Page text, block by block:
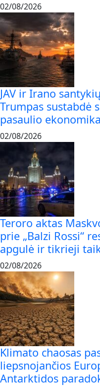
02/08/2026
JAV ir Irano
Trumpas sustabdė
pasaulio ekonomika
02/08/2026
Teroro aktas
prie „Balzi Rossi“
apgulė ir tikrieji
02/08/2026
Klimato chaosas
liepsnojančios
Antarktidos